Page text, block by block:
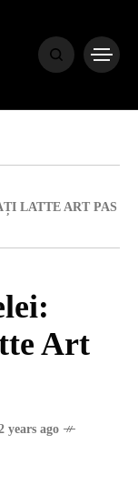
LATTE ART PAS
Art
years ago